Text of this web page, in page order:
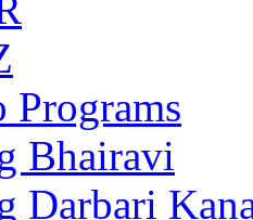
Programs
Bhairavi
Darbari